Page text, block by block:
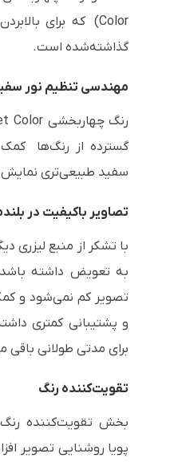
Color) که برای
گذاشته‌شده است.
مهندسی تنظیم نور
رنگ چهاربخشیColor
گسترده از رنگ‌ها
سفید طبیعی‌تری نمایش
تصاویر باکیفیت در
با تشکر از منبع لیزری
به تعویض داشته
تصویر کم نمی‌شود و
و پشتیبانی کمتری
برای مدتی طولانی باقی
تقویت‌کننده رنگ
بخش تقویت‌کننده
پویا روشنایی تصویر